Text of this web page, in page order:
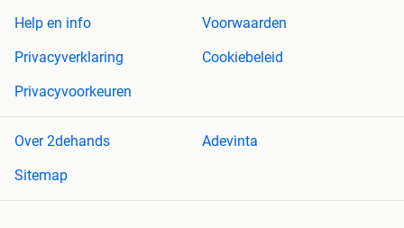
Help en info
Voorwaarden
Privacyverklaring
Cookiebeleid
Privacyvoorkeuren
Over 2dehands
Adevinta
Sitemap